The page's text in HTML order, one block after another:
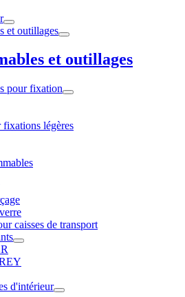
et outillages
et outillages
pour fixation
légères
caisses de transport
d'intérieur